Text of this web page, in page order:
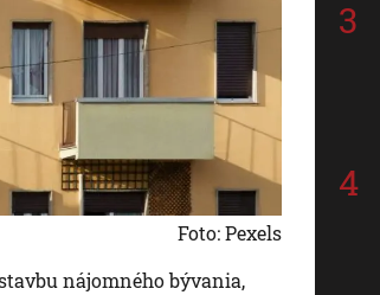
Foto: Pexels
nájomného bývania,